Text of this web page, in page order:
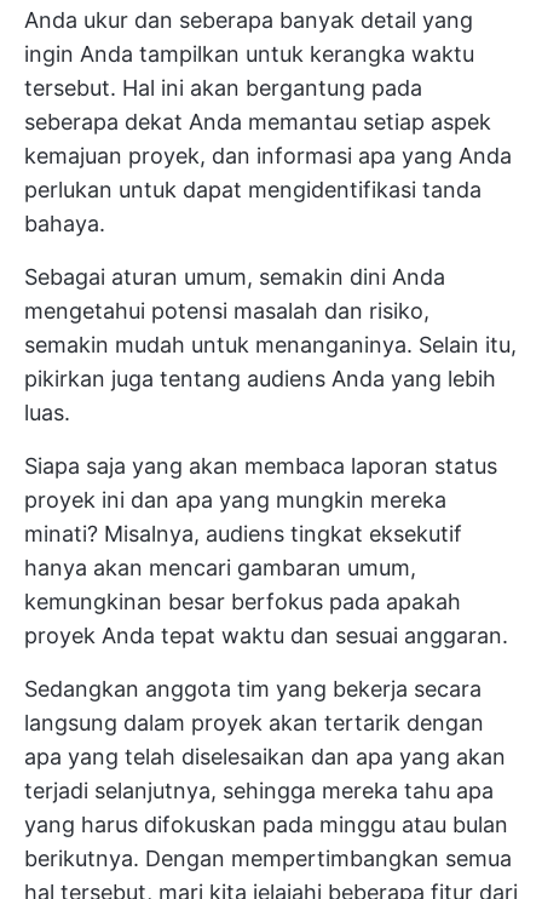
Anda ukur dan seberapa banyak detail yang
ingin Anda tampilkan untuk kerangka waktu
tersebut. Hal ini akan bergantung pada
seberapa dekat Anda memantau setiap aspek
kemajuan proyek, dan informasi apa yang Anda
perlukan untuk dapat mengidentifikasi tanda
bahaya.
Sebagai aturan umum, semakin dini Anda
mengetahui potensi masalah dan risiko,
semakin mudah untuk menanganinya. Selain itu,
pikirkan juga tentang audiens Anda yang lebih
luas.
Siapa saja yang akan membaca laporan status
proyek ini dan apa yang mungkin mereka
minati? Misalnya, audiens tingkat eksekutif
hanya akan mencari gambaran umum,
kemungkinan besar berfokus pada apakah
proyek Anda tepat waktu dan sesuai anggaran.
Sedangkan anggota tim yang bekerja secara
langsung dalam proyek akan tertarik dengan
apa yang telah diselesaikan dan apa yang akan
terjadi selanjutnya, sehingga mereka tahu apa
yang harus difokuskan pada minggu atau bulan
berikutnya. Dengan mempertimbangkan semua
hal tersebut, mari kita jelajahi beberapa fitur dari